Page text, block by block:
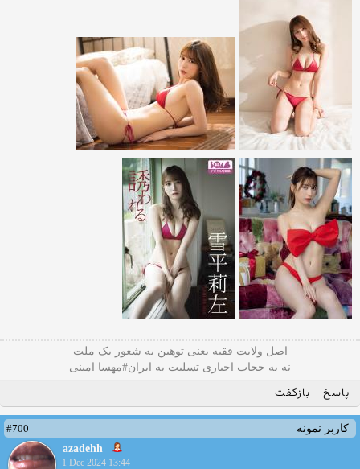
اصل ولایت فقیه یعنی‌ توهین به شعور یک ملت
نه به حجاب اجباری تسلیت به ایران#مهسا امینی
پاسخ بازگفت
کاربر نمونه
#700
azadehh
1 Dec 2024 13:44